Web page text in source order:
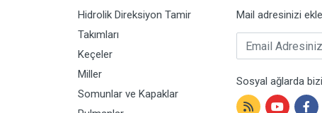
Hidrolik Direksiyon Tamir
Takımları
Keçeler
Miller
Somunlar ve Kapaklar
Mail adresinizi
Email Adresiniz
Sosyal ağlarda